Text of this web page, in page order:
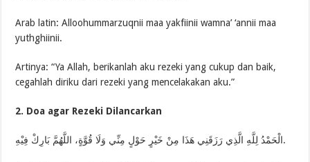
Arab latin: Alloohummarzuqnii maa yakfiinii wamna’ ‘annii maa
yuthghiinii.
Artinya: “Ya Allah, berikanlah aku rezeki yang cukup dan baik,
cegahlah diriku dari rezeki yang mencelakakan aku.”
2. Doa agar Rezeki Dilancarkan
الْحَمْدُ لِلَّهِ الَّذِي رَزَقَنِي هَذَا مِنْ خَيْرٍ حَوْلٍ مِنِّي وَلَا قُوَّةٍ، اللَّهُمَّ بَارِكْ فِيْهِ.